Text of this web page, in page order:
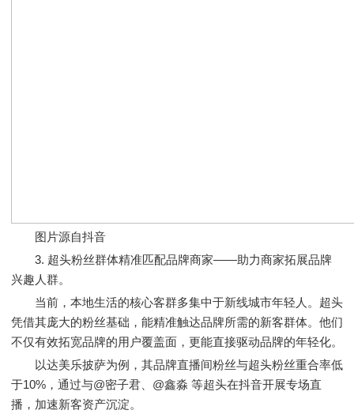
图片源自抖音
3. 超头粉丝群体精准匹配品牌商家——助力商家拓展品牌
兴趣人群。
当前，本地生活的核心客群多集中于新线城市年轻人。超头
凭借其庞大的粉丝基础，能精准触达品牌所需的新客群体。他们
不仅有效拓宽品牌的用户覆盖面，更能直接驱动品牌的年轻化。
以达美乐披萨为例，其品牌直播间粉丝与超头粉丝重合率低
于10%，通过与@密子君、@鑫淼 等超头在抖音开展专场直
播，加速新客资产沉淀。